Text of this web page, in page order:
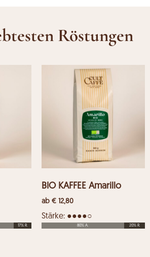
Röstungen
17% R.
BIO KAFFEE Amarillo
ab € 12,80
Stärke: ●●●●○
80% A. 20% R.